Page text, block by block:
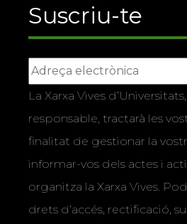
Suscriu-te
La Xarxa Vives
responsable, tractarà les
finalitat de gestionar la
informar-vos dels actes i
organitza la Xarxa Vives.
drets d’accés, rectificació,